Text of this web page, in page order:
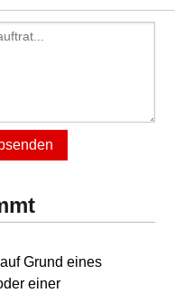
Grund eines
einer